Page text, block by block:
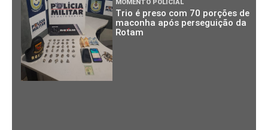
MOMENTO POLICIAL
Trio é preso com 70 porções de
maconha após perseguição da
Rotam